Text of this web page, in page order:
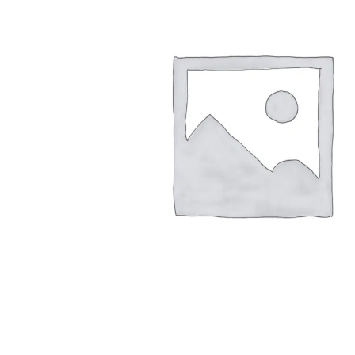
Arbres fruitiers
Plantes méditerranéennes et exotiques
Plantes
Plantes
Plantes
Plantes
Plantes